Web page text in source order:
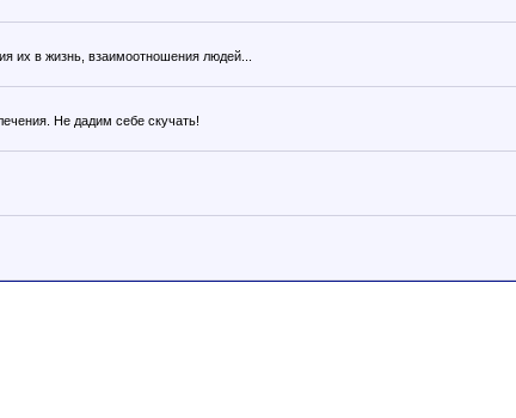
их в жизнь, взаимоотношения людей...
Не дадим себе скучать!